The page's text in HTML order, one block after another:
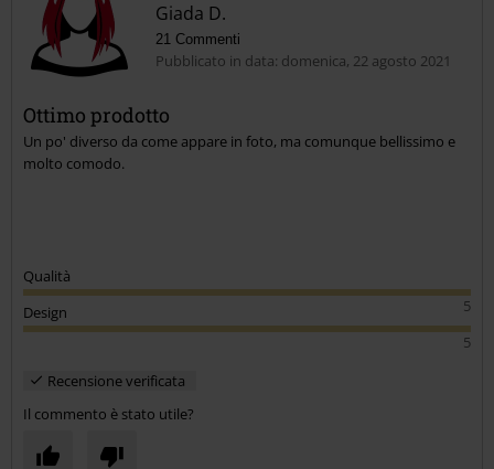
Giada D.
21 Commenti
Pubblicato in data: domenica, 22 agosto 2021
Ottimo prodotto
Un po' diverso da come appare in foto, ma comunque bellissimo e
molto comodo.
Qualità
5
Design
5
Recensione verificata
Il commento è stato utile?